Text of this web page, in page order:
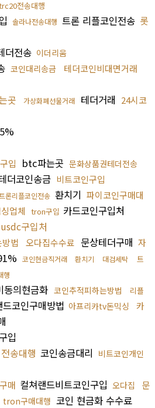
전송대행
솔라나전송대행 트론 리플코인전송 롯
더전송 이더리움
코인대리송금 테더코인비대면거래
곳 가상화폐선물거래 테더거래 24시코
입 btc파는곳 문화상품권테더전송
더코인송금 비트코인구입
트론리플코인전송 환치기 파이코인구매대
업체 tron구입 카드코인구입처
usdc구입처
법 오다집수수료 문상테더구매 자
코인현금직거래 환치기 대검세탁
트
행
동의현금화 코인추적피하는방법
리플
드코인구매방법 아프리카tv돈믹싱
카
입
송대행 코인송금대리 비트코인개인
매 컬쳐랜드비트코인구입 오다집
문
tron구매대행 코인 현금화 수수료